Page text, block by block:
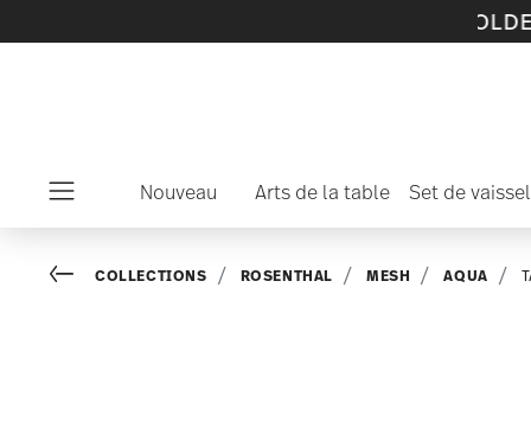
découvrez
Nouveau Arts de la table Set de
Go backCOLLECTIONS ROSENTHAL MESH AQUA